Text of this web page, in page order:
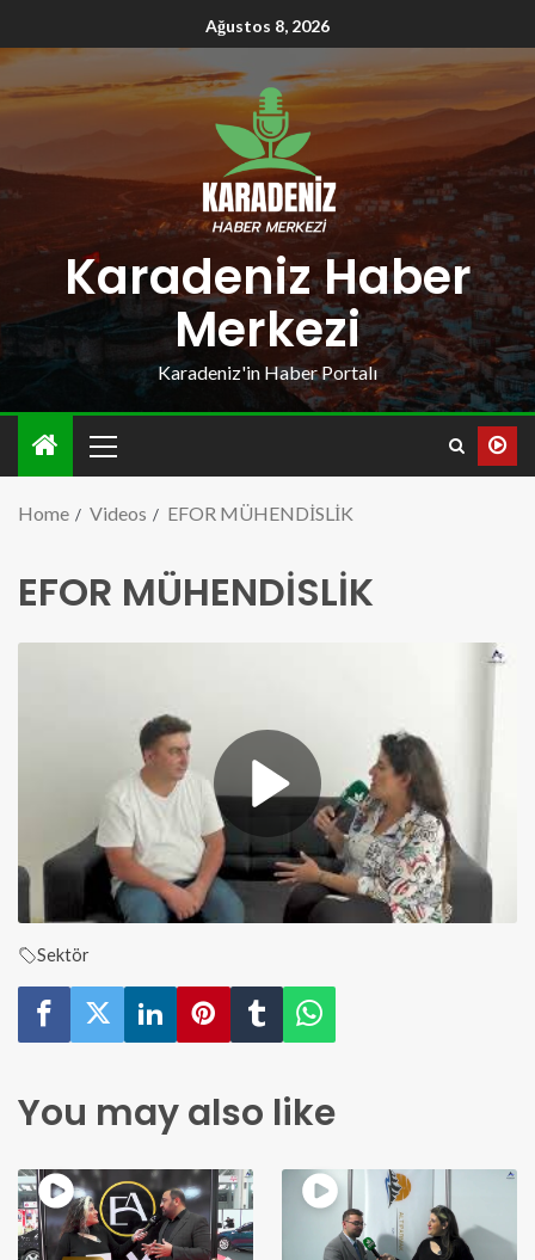
Ağustos 8, 2026
Karadeniz Haber
Merkezi
Karadeniz'in Haber Portalı
Home Videos EFOR MÜHENDİSLİK
EFOR MÜHENDİSLİK
Sektör
You may also like